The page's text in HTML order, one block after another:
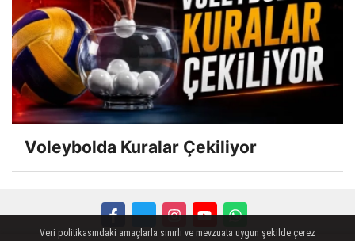
Voleybolda Kuralar Çekiliyor
Veri politikasındaki amaçlarla sınırlı ve mevzuata uygun şekilde çerez